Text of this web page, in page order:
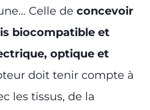
Celle de concevoir
biocompatible et
optique et
doit tenir compte à
les tissus, de la